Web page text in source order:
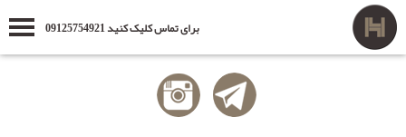
برای تماس کلیک کنید 09125754921